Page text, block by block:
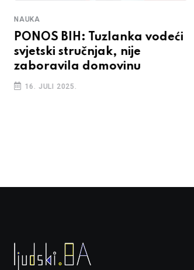
NAUKA
PONOS BIH: Tuzlanka vodeći
svjetski stručnjak, nije
zaboravila domovinu
16. JULI 2025.